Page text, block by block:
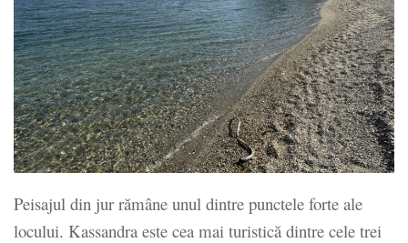
Peisajul din jur rămâne unul dintre punctele forte ale
locului. Kassandra este cea mai turistică dintre cele trei